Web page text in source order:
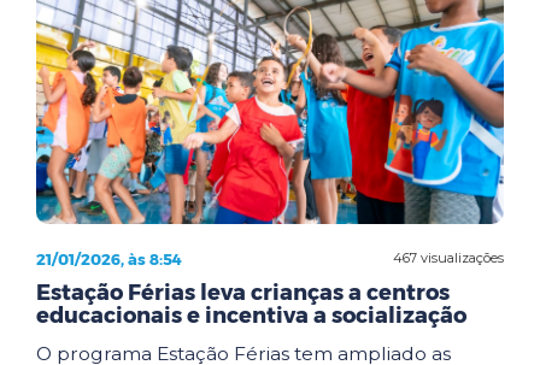
467 visualizações
21/01/2026, às 8:54
Estação Férias leva crianças a centros
educacionais e incentiva a socialização
O programa Estação Férias tem ampliado as